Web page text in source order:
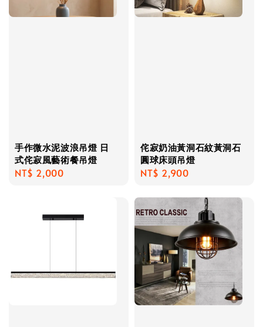
手作微水泥波浪吊燈 日
式侘寂風藝術餐吊燈
Regular
NT$ 2,000
侘寂奶油黃洞石紋黃洞石
圓球床頭吊燈
Regular
NT$ 2,900